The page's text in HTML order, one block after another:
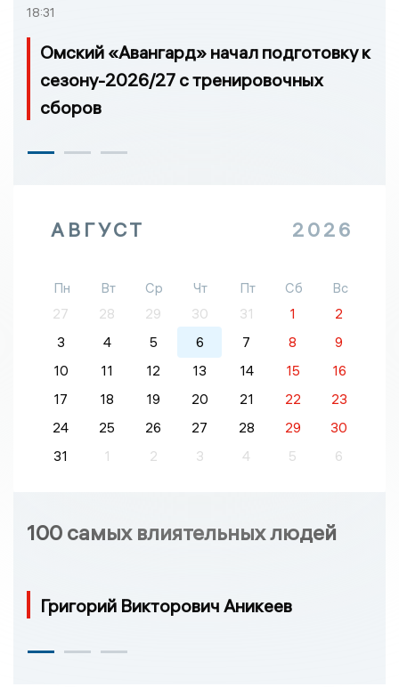
18:31
Омский «Авангард» начал подготовку к
сезону-2026/27 с тренировочных
сборов
АВГУСТ 2026
Пн Вт Ср Чт Пт Сб
Вс
27
28 29 30 31 1
2
3
4 5 6 7 8
9
10
11 12 13 14 15
16
17
18 19 20 21 22
23
24
25 26 27 28 29
30
31
1 2 3 4 5 6
100 самых влиятельных людей
Григорий Викторович Аникеев